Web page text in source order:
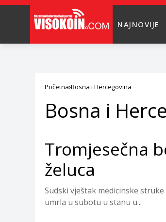
NAJNOVIJE
Početna Bosna i Hercegovina
Bosna i
Tromjesečna
želuca
Sudski vještak medicinske
umrla u subotu u stanu u...